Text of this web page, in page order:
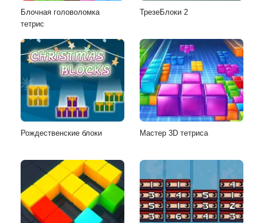
Блочная головоломка
тетрис
ТрезеБлоки 2
Рождественские блоки Мастер 3D тетриса